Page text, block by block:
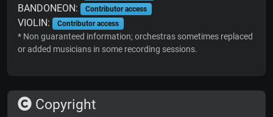
BANDONEON: Contributor access
VIOLIN: Contributor access
* Non guaranteed information; orchestras sometimes replaced
or added musicians in some recording sessions.
Copyright